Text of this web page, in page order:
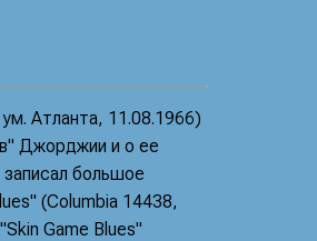
Атланта, 11.08.1966)
Джорджии и о ее
записал большое
(Columbia 14438,
Game Blues"